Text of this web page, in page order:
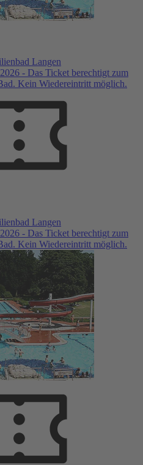
Langen
- Das Ticket berechtigt zum
Kein Wiedereintritt möglich.
Langen
- Das Ticket berechtigt zum
Kein Wiedereintritt möglich.